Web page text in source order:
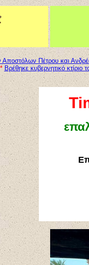
Πέτρου και
* Βρέθηκε κυβερνητικό κτίριο